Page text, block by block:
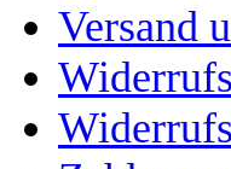
Versand